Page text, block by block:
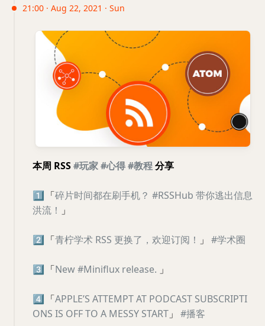
21:00 · Aug 22, 2021 · Sun
本周 RSS#玩家#心得#教程分享
1️⃣ 「碎片时间都在刷手机？ #RSSHub 带你逃出信息
洪流！ 」
2️⃣ 「青柠学术 RSS 更换了，欢迎订阅！ 」 #学术圈
3️⃣ 「New #Miniflux release. 」
4️⃣ 「APPLE’S ATTEMPT AT PODCAST SUBSCRIPTI
ONS IS OFF TO A MESSY START 」 #播客